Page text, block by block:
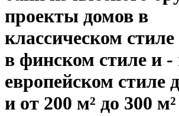
проекты домов в
классическом
в финском стиле и -
европейском стиле
и от 200 м² до 300